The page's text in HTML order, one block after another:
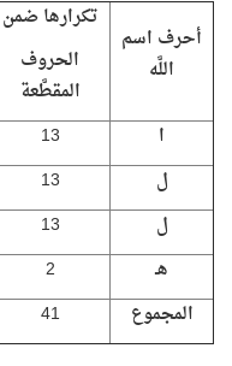
أحرف اسم
اللَّه
تكرارها ضمن
الحروف
المقطَّعة
ا 13
ل
13
ل
13
هـ
2
المجموع
41